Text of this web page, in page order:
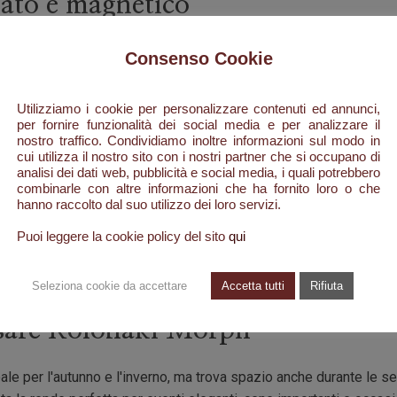
e magnetico
introduce una speziatura calda e sensuale che si unisce
composizione con la sua profondità legnosa, donando
muschi rende Kolonaki una fragranza intensa ma
e persistente
Il patchouli dona profondità e carattere, l'ambra
la composizione con una dolcezza raffinata che
sofisticata e incredibilmente seducente.
Kolonaki Morph
per l'autunno e l'inverno, ma trova spazio anche durante le
Consenso Cookie
Utilizziamo i cookie per personalizzare contenuti ed annunci,
per fornire funzionalità dei social media e per analizzare il
nostro traffico. Condividiamo inoltre informazioni sul modo in
cui utilizza il nostro sito con i nostri partner che si occupano di
analisi dei dati web, pubblicità e social media, i quali potrebbero
combinarle con altre informazioni che ha fornito loro o che
hanno raccolto dal suo utilizzo dei loro servizi.
Puoi leggere la cookie policy del sito qui
Seleziona cookie da accettare Accetta tutti Rifiuta